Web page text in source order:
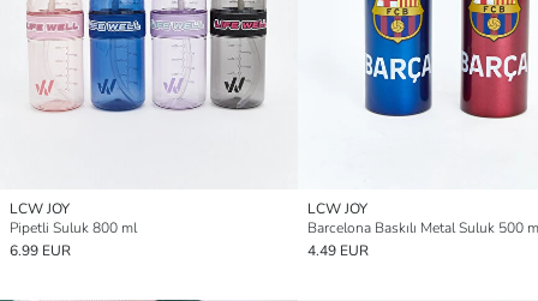
LCW JOY
Pipetli Suluk 800 ml
6.99 EUR
LCW JOY
Barcelona Baskılı Metal Suluk 500
4.49 EUR